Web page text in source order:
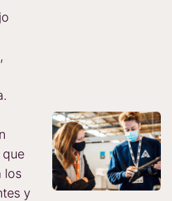
que
los
y